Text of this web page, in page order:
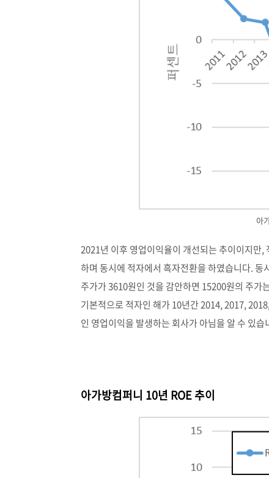
아
2021년 이후 영업이익율이 개선되는 추이이지만
하며 동시에 적자에서 흑자전환을 하였습니다.
주가가 3610원인 것을 감안하면 15200원의 주가
기본적으로 적자인 해가 10년간 2014, 2017,
인 영업이익을 발생하는 회사가 아님을 알 수 있습
아가방컴퍼니 10년 ROE 추이